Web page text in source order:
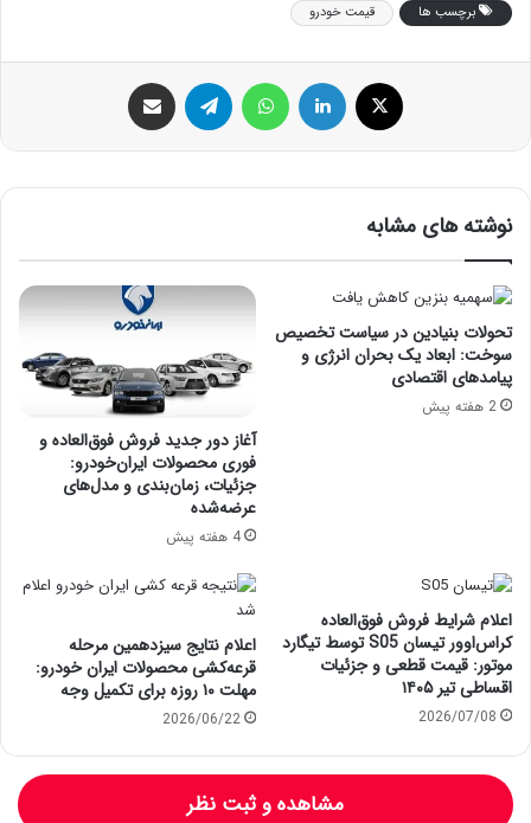
برچسب ها قیمت خودرو
ایکس لینکداین تلگرام
نوشته های مشابه
تحولات بنیادین در سیاست تخصیص
سوخت: ابعاد یک بحران انرژی و
پیامدهای اقتصادی
2 هفته پیش
آغاز دور جدید فروش فوق‌العاده و
فوری محصولات ایران‌خودرو:
جزئیات، زمان‌بندی و مدل‌های
عرضه‌شده
4 هفته پیش
اعلام شرایط فروش فوق‌العاده
کراس‌اوور تیسان S05 توسط تیگارد
موتور: قیمت قطعی و جزئیات
اقساطی تیر ۱۴۰۵
2026/07/08
اعلام نتایج سیزدهمین مرحله
قرعه‌کشی محصولات ایران خودرو:
مهلت ۱۰ روزه برای تکمیل وجه
2026/06/22
مشاهده و ثبت نظر